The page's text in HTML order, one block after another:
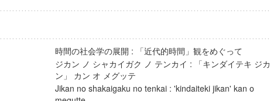
時間の社会学の展開 : 「近代的時間」観をめぐって
ジカン ノ シャカイガク ノ テンカイ : 「キンダイテキ ジカ
ン」 カン オ メグッテ
Jikan no shakaigaku no tenkai : 'kindaiteki jikan' kan o